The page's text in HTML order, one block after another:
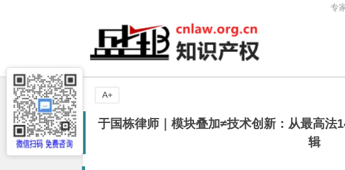
专
于国栋律师｜模块叠加≠技术创新：从最高法
辑
A+